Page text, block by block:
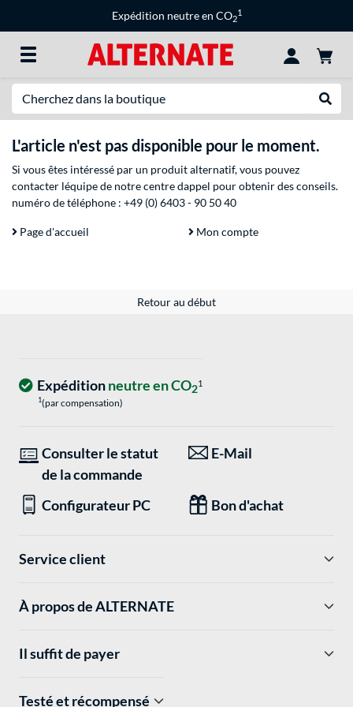
Expédition neutre en CO2
1
L'article n'est pas disponible pour le moment.
Si vous êtes intéressé par un produit alternatif, vous pouvez
contacter léquipe de notre centre dappel pour obtenir des conseils.
numéro de téléphone : +49 (0) 6403 - 90 50 40
Page d'accueil Mon compte
Retour au début
Expéditionneutre en CO21
1(par compensation)
Consulter le statut
de la commande
E-Mail
Configurateur PC Bon d'achat
Service client
À propos de ALTERNATE
Il suffit de payer
Testé et récompensé